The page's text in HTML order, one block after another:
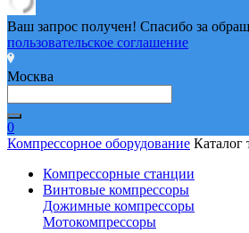
Ваш запрос получен! Спасибо за
пользовательское соглашение
Москва
0
Компрессорное оборудование Каталог
Компрессорные станции
Винтовые компрессоры
Дожимные компрессоры
Мотокомпрессоры